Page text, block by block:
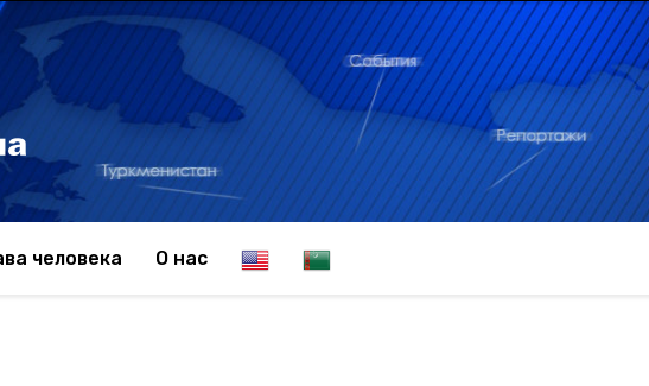
человека О нас E T